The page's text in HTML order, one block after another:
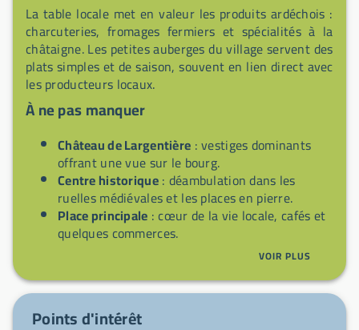
La table locale met en valeur les produits ardéchois :
charcuteries, fromages fermiers et spécialités à la
châtaigne. Les petites auberges du village servent des
plats simples et de saison, souvent en lien direct avec
les producteurs locaux.
À ne pas manquer
Château de Largentière : vestiges dominants
offrant une vue sur le bourg.
Centre historique: déambulation dans les
ruelles médiévales et les places en pierre.
Place principale : cœur de la vie locale, cafés et
quelques commerces.
: sentiers et
Découverte des produits locaux: charcuterie,
VOIR PLUS
Points d'intérêt